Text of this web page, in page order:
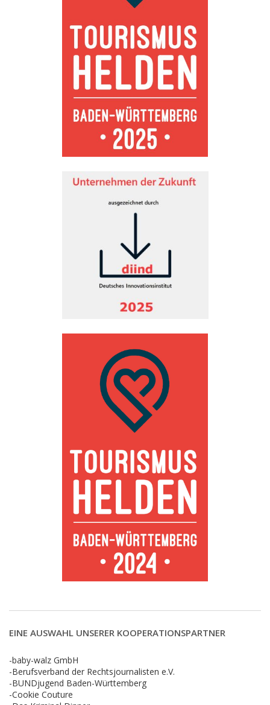
EINE AUSWAHL UNSERER KOOPERATIONSPARTNER
-baby-walz GmbH
-Berufsverband der Rechtsjournalisten e.V.
-BUNDjugend Baden-Württemberg
-Cookie Couture